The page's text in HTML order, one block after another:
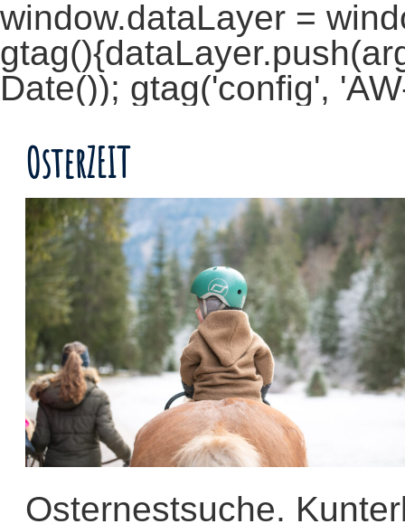
window.dataLayer =
Date()); gtag('config',
OsterZEIT
Osternestsuche.